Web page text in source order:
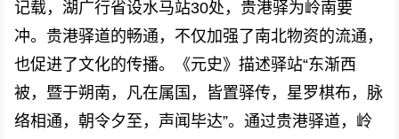
记载，湖广行省设水马站30处，贵港驿为岭南要
冲。贵港驿道的畅通，不仅加强了南北物资的流通，
也促进了文化的传播。《元史》描述驿站“东渐西
被，暨于朔南，凡在属国，皆置驿传，星罗棋布，脉
络相通，朝令夕至，声闻毕达”。通过贵港驿道，岭